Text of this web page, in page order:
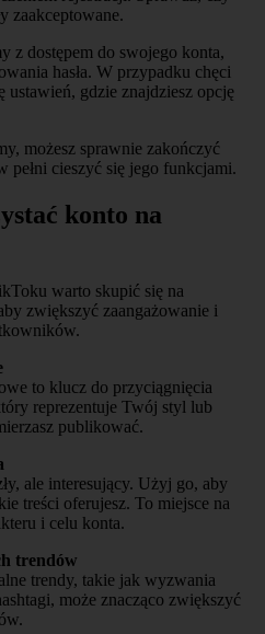
zaakceptowane.
z dostępem do swojego konta,
hasła. W przypadku chęci
ustawień, gdzie znajdziesz opcję
możesz sprawnie zakończyć
pełni cieszyć się jego funkcjami.
konto na
warto skupić się na
zwiększyć zaangażowanie i
to klucz do przyciągnięcia
reprezentuje Twój styl lub
publikować.
ale interesujący. Użyj go, aby
treści oferujesz. To miejsce na
i celu konta.
trendów
trendy, takie jak wyzwania
może znacząco zwiększyć